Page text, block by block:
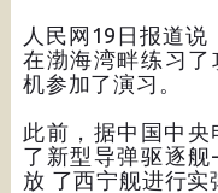
人民网19日报道
在渤海湾畔练习
机参加了演习。
此前，据中国中
了新型导弹驱逐
放 了西宁舰进行实